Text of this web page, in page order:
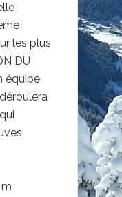
les plus
DU
équipe